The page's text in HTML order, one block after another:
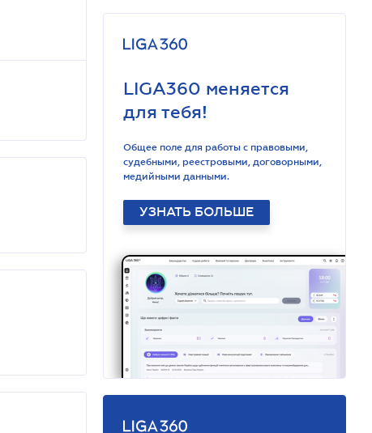
LIGA360 меняется
для тебя!
Общее поле для работы с правовыми,
судебными, реестровыми, договорными,
медийными данными.
УЗНАТЬ БОЛЬШЕ